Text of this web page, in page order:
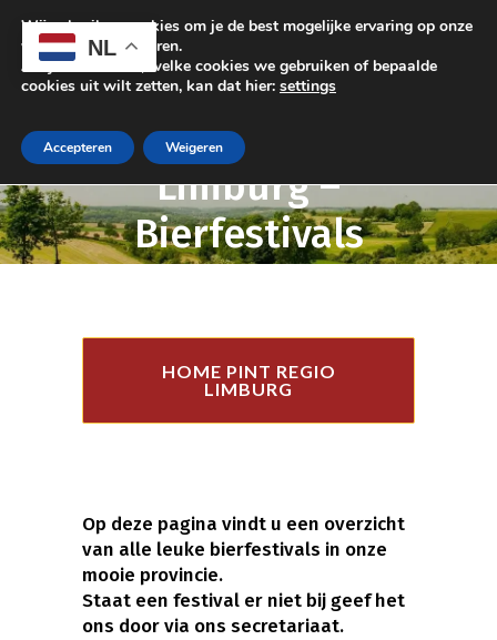
PINT Regio
Limburg –
Bierfestivals
HOME PINT REGIO
LIMBURG
Op deze pagina vindt u een overzicht
van alle leuke bierfestivals in onze
mooie provincie.
Staat een festival er niet bij geef het
ons door via ons secretariaat.
NL
Wij gebruiken cookies om je de best mogelijke ervaring op onze
website te garanderen.
Als je wilt weten, welke cookies we gebruiken of bepaalde
cookies uit wilt zetten, kan dat hier: settings
Accepteren Weigeren